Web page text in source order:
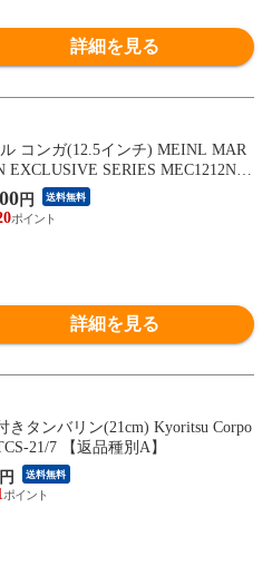
詳細を見る
コンガ(12.5インチ) MEINL MAR
EXCLUSIVE SERIES MEC1212NT-
品種別A】
円 送料無料
詳細を見る
きタンバリン(21cm) Kyoritsu Corpo
21/7 【返品種別A】
送料無料